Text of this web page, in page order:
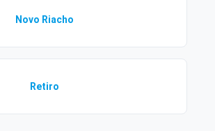
Novo Riacho
Retiro